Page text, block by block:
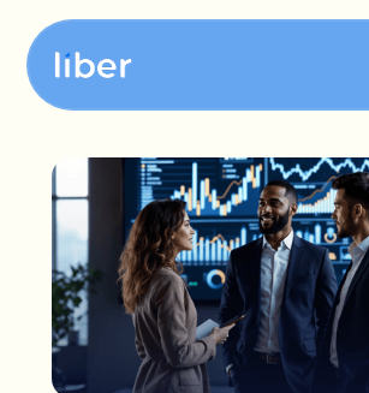
Para sua tesouraria
Para seu contas a pagar
Para seu contas a receber